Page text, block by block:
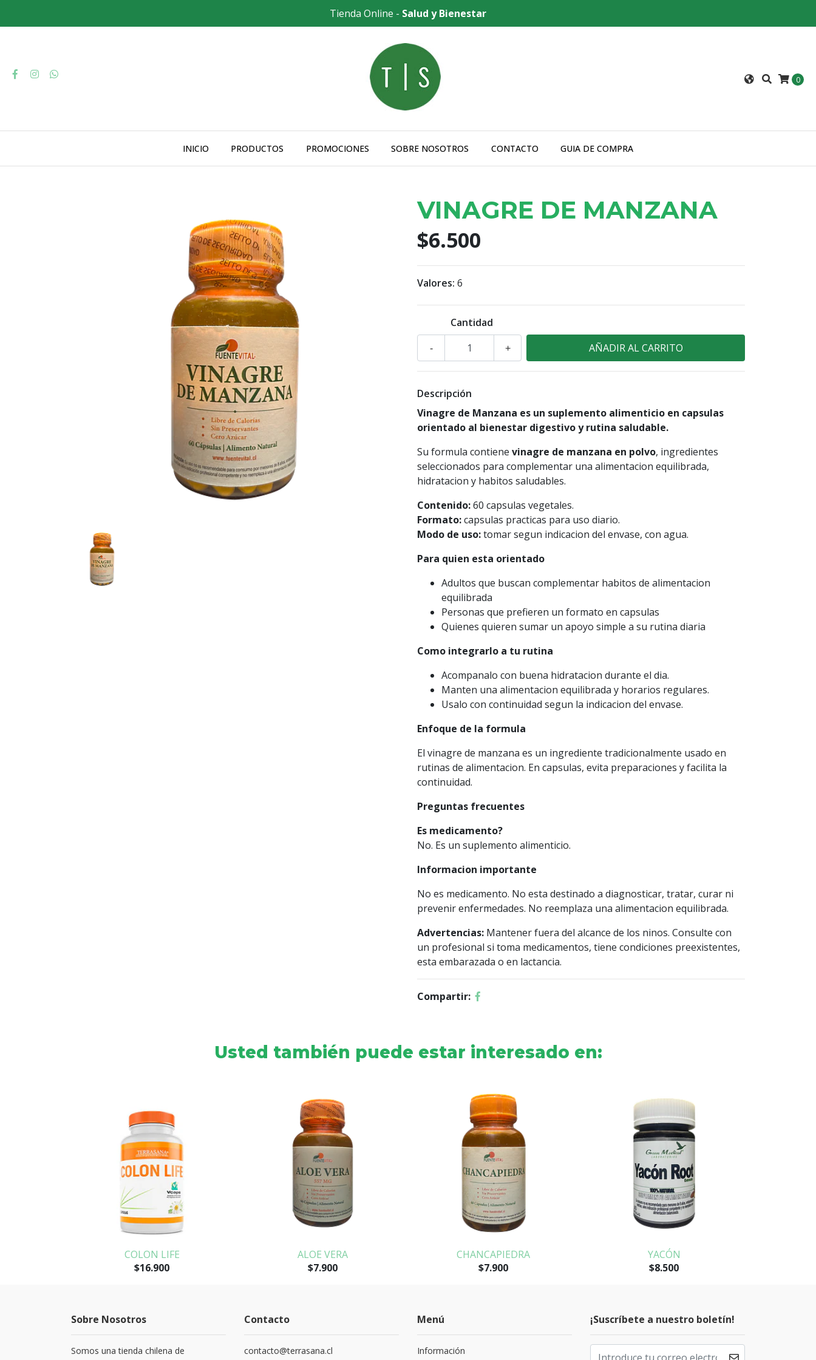
Tienda Online - Salud y Bienestar
0
INICIO PRODUCTOS PROMOCIONES SOBRE NOSOTROS CONTACTO GUIA DE COMPRA
VINAGRE DE MANZANA
$6.500
Valores: 6
Cantidad
+
-
Descripción
Vinagre de Manzana es un suplemento alimenticio en capsulas
orientado al bienestar digestivo y rutina saludable.
Su formula contiene vinagre de manzana en polvo, ingredientes
seleccionados para complementar una alimentacion equilibrada,
hidratacion y habitos saludables.
Contenido:60 capsulas vegetales.
Formato:capsulas practicas para uso diario.
Modo de uso:tomar segun indicacion del envase, con agua.
Para quien esta orientado
Adultos que buscan complementar habitos de alimentacion
equilibrada
Personas que prefieren un formato en capsulas
Quienes quieren sumar un apoyo simple a su rutina diaria
Como integrarlo a tu rutina
Acompanalo con buena hidratacion durante el dia.
Manten una alimentacion equilibrada y horarios regulares.
Usalo con continuidad segun la indicacion del envase.
Enfoque de la formula
El vinagre de manzana es un ingrediente tradicionalmente usado en
rutinas de alimentacion. En capsulas, evita preparaciones y facilita la
continuidad.
Preguntas frecuentes
Es medicamento?
No. Es un suplemento alimenticio.
Informacion importante
No es medicamento. No esta destinado a diagnosticar, tratar, curar ni
prevenir enfermedades. No reemplaza una alimentacion equilibrada.
Advertencias: Mantener fuera del alcance de los ninos. Consulte con
un profesional si toma medicamentos, tiene condiciones preexistentes,
esta embarazada o en lactancia.
Compartir:
Usted también puede estar interesado en:
COLON LIFE
$16.900
ALOE VERA
$7.900
CHANCAPIEDRA
$7.900
YACÓN
$8.500
Sobre Nosotros
Somos una tienda chilena de
Contacto
contacto@terrasana.cl
Menú
Información
¡Suscríbete a nuestro boletín!